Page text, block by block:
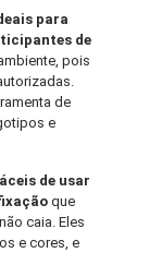
para
de
pois
de
e
de usar
que
caia. Eles
e cores, e